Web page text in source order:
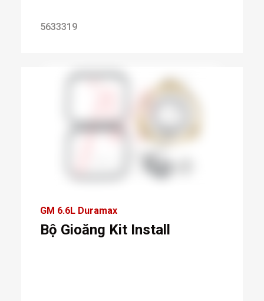
5633319
GM 6.6L Duramax
Bộ Gioăng Kit Install